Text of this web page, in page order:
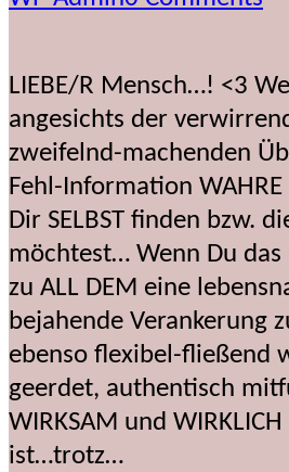
LIEBE/R Mensch…! <3
angesichts der
zweifelnd-machenden
Fehl-Information
Dir SELBST finden bzw.
möchtest… Wenn Du
zu ALL DEM eine
bejahende Verankerung
ebenso flexibel-fließend
geerdet, authentisch
WIRKSAM und
ist…trotz…